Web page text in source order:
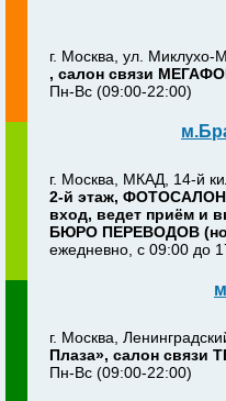
г. Москва, ул. Миклухо-
, салон связи
Пн-Вс (09:00-22:00)
г. Москва, МКАД, 14-й
2-й этаж, ФОТОСАЛОН
вход, ведет приём и
БЮРО ПЕРЕВОДОВ
ежедневно, с 09:00 до
г. Москва,
Плаза», салон связи
Пн-Вс (09:00-22:00)